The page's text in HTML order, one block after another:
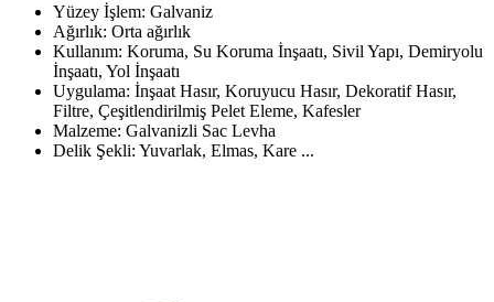
Yüzey İşlem: Galvaniz
Ağırlık: Orta ağırlık
Kullanım: Koruma, Su Koruma İnşaatı, Sivil Yapı, Demiryolu
İnşaatı, Yol İnşaatı
Uygulama: İnşaat Hasır, Koruyucu Hasır, Dekoratif Hasır,
Filtre, Çeşitlendirilmiş Pelet Eleme, Kafesler
Malzeme: Galvanizli Sac Levha
Delik Şekli: Yuvarlak, Elmas, Kare ...